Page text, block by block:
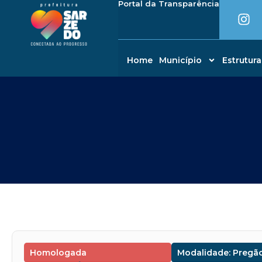
conteúdo Portal da Transparência
n
t
a
Home Município Estrutura
Homologada Modalidade: